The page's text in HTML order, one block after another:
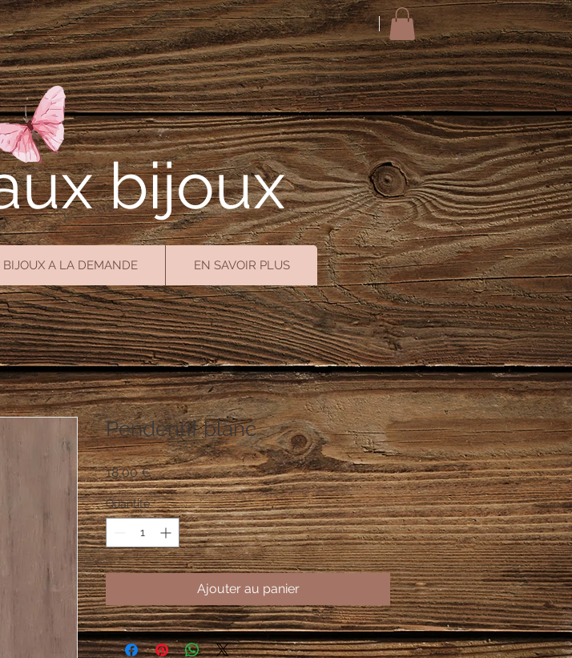
bijoux
BIJOUX A LA DEMANDE EN SAVOIR PLUS
Pendentif blanc
18,00 €Prix
Quantité *
Ajouter au panier